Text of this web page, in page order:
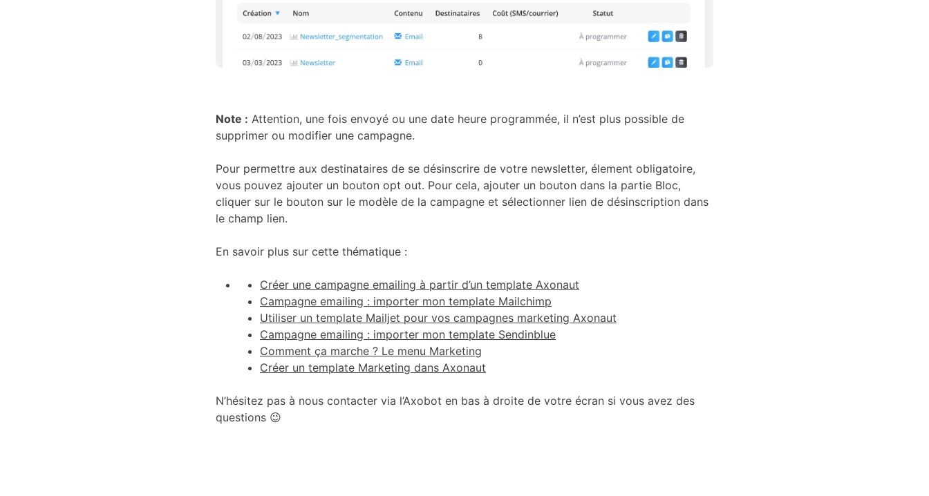
Note : Attention, une fois envoyé ou une date heure programmée, il n’est plus possible de
supprimer ou modifier une campagne.
Pour permettre aux destinataires de se désinscrire de votre newsletter, élement obligatoire,
vous pouvez ajouter un bouton opt out. Pour cela, ajouter un bouton dans la partie Bloc,
cliquer sur le bouton sur le modèle de la campagne et sélectionner lien de désinscription dans
le champ lien.
En savoir plus sur cette thématique :
Créer une campagne emailing à partir d’un template Axonaut
Campagne emailing : importer mon template Mailchimp
Utiliser un template Mailjet pour vos campagnes marketing Axonaut
Campagne emailing : importer mon template Sendinblue
Comment ça marche ? Le menu Marketing
Créer un template Marketing dans Axonaut
N’hésitez pas à nous contacter via l’Axobot en bas à droite de votre écran si vous avez des
questions 😉